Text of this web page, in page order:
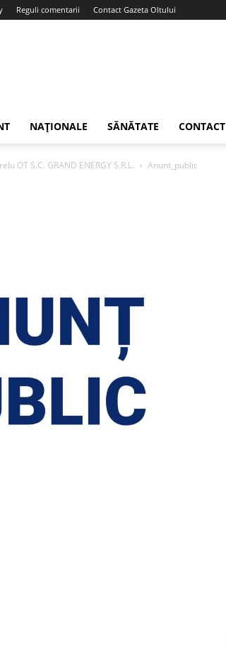
Reguli comentarii Contact Gazeta Oltului
NAȚIONALE SĂNĂTATE CONTACT
OT S.C. GRAND ENERGY S.R.L. Anunt_public